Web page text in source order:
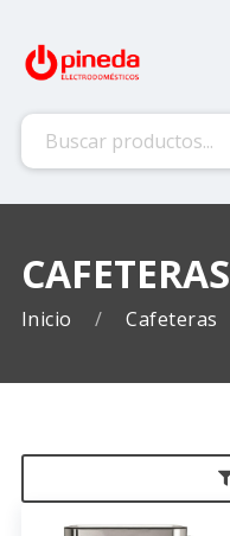
CAFETERAS
Inicio Cafeteras